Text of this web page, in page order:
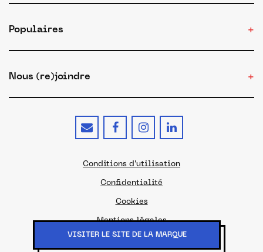
VISITER LE SITE DE LA MARQUE
Populaires
Nous (re)joindre
© 2026 - Le site du Made in France
Conditions d'utilisation
Confidentialité
Cookies
Mentions légales